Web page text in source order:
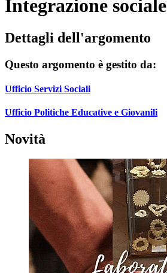
Integrazione sociale
Dettagli dell'argomento
Questo argomento è gestito da:
Ufficio Servizi Sociali
Ufficio Politiche Educative e Giovanili
Novità